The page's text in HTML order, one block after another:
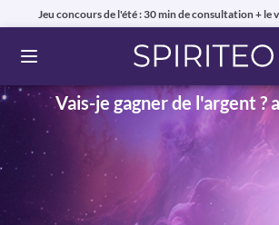
Jeu concours de l'été : 30 min de consultation + le
Ouvrir le menu
Vais-je gagner de l'argent ?